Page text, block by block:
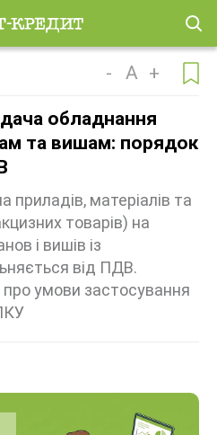
- A +
обладнання
та вишам: порядок
матеріалів та
товарів) на
і вишів із
від ПДВ.
про умови застосування